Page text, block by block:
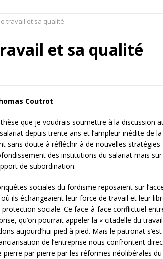
ethnique en Cisjordanie et à Gaza
était une blague de mauvais goût…
la démilitarisation de la Police militaire
travail et sa qualité
et sa qualité
Coutrot
que je voudrais soumettre à la discussion
depuis trente ans et l’ampleur inédite de
sans doute à réfléchir à de nouvelles
des institutions du salariat mais
de subordination.
sociales du fordisme reposaient sur
où ils échangeaient leur force de travail et leur
sociale. Ce face-à-face conflictuel
qu’on pourrait appeler la « citadelle du
aujourd’hui pied à pied. Mais le patronat
de l’entreprise nous confrontent
par pierre par les réformes néolibérales